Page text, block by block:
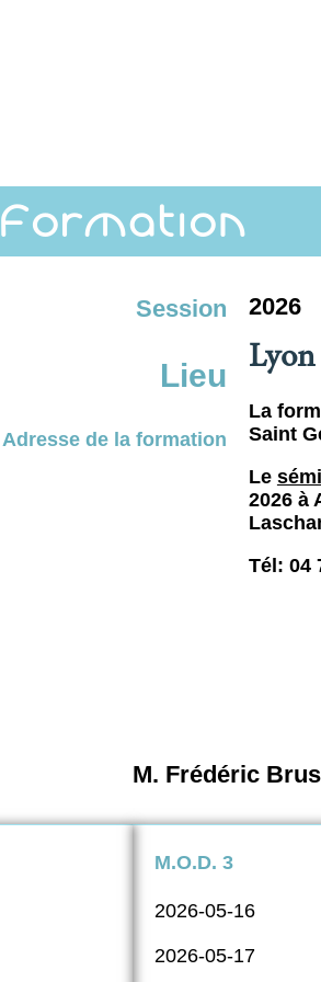
Formation
Session
Lieu
Adresse de la formation
2026
Lyon
La
Saint
Le
2026 à
Tél: 04
M. Frédéric
M.O.D. 3
2026-05-16
2026-05-17